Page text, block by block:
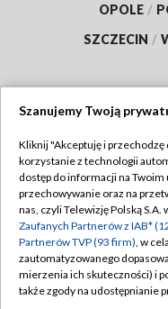
OPOLE /
SZCZECIN /
Abonament TVP
Emisja w TVP
Centrum informacji
Naziemna Telewizja
Szanujemy Twoją
Kliknij "Akceptuję i przechodzę
korzystanie z technologii
dostęp do informacji na
przechowywanie oraz na
nas, czyli Telewizję Polską S.A.
Zaufanych Partnerów z IAB*
Partnerów TVP (93 firm), w
zautomatyzowanego
mierzenia ich skuteczności) i
także zgody na udostępnianie